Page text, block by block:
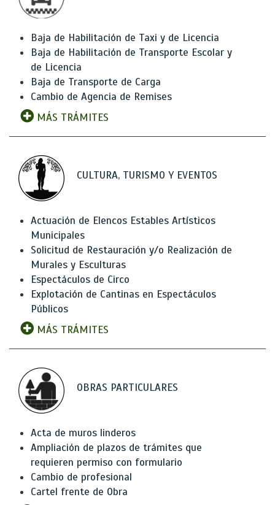
Baja de Habilitación de Taxi y de Licencia
Baja de Habilitación de Transporte Escolar y
de Licencia
Baja de Transporte de Carga
Cambio de Agencia de Remises
MÁS TRÁMITES
CULTURA, TURISMO Y EVENTOS
Actuación de Elencos Estables Artísticos
Municipales
Solicitud de Restauración y/o Realización de
Murales y Esculturas
Espectáculos de Circo
Explotación de Cantinas en Espectáculos
Públicos
MÁS TRÁMITES
OBRAS PARTICULARES
Acta de muros linderos
Ampliación de plazos de trámites que
requieren permiso con formulario
Cambio de profesional
Cartel frente de Obra